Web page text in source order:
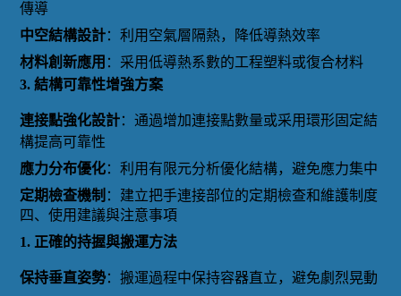
傳導
中空結構設計：利用空氣層隔熱，降低導熱效率
材料創新應用 ：采用低導熱系數的工程塑料或復合材料
3. 結構可靠性增強方案
連接點強化設計：通過增加連接點數量或采用環形固定結
構提高可靠性
應力分布優化：利用有限元分析優化結構，避免應力集中
定期檢查機制 ：建立把手連接部位的定期檢查和維護制度
四、使用建議與注意事項
1. 正確的持握與搬運方法
保持垂直姿勢：搬運過程中保持容器直立，避免劇烈晃動